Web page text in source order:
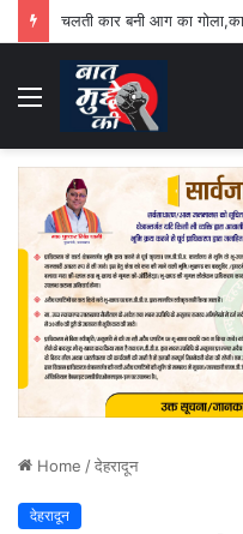
चलती कार बनी आग का
Menu
Home /देहरादून
देहरादून